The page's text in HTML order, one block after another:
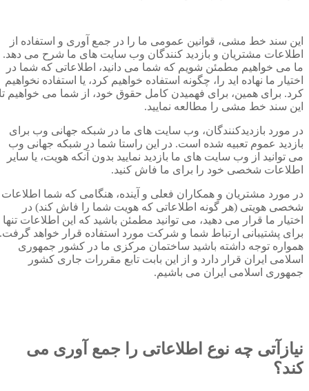
این سند خط مشی، قوانین عمومی ما را در جمع آوری و استفاده از
اطلاعات مشتریان و بازدید کنندگان وب سایت های ما شرح می دهد.
ما می خواهیم مطمئن شویم که شما می دانید، اطلاعاتی که شما در
اختیار ما نهاده اید را، چگونه استفاده خواهیم کرد، یا استفاده نخواهیم
کرد. برای همین، برای فهمیدن کامل حقوق خود، از شما می خواهیم تا
این سند خط مشی را مطالعه نمایید.
در مورد بازدیدکنندگان، وب سایت های ما در شبکه جهانی وب برای
بازدید عموم تعبیه شده است. در این راستا شما در شبکه جهانی وب
می توانید از وب سایت های ما بازدید نمایید بدون آنکه هویت، یا سایر
اطلاعات شخصی خود را برای ما فاش کنید.
در مورد مشتریان و همکاران فعلی و آینده، هنگامی که شما اطلاعات
شخصی هویتی (هر گونه اطلاعاتی که هویت شما را فاش کند) در
اختیار ما قرار می دهید، می توانید مطمئن باشید که این اطلاعات تنها
برای پشتیبانی ارتباط شما و شرکت مورد استفاده قرار خواهد گرفت.
همواره توجه داشته باشید ساختمان مرکزی ما در کشور جمهوری
اسلامی ایران قرار دارد و از این بابت تابع مقررات جاری کشور
جمهوری اسلامی ایران می باشیم.
نیازآتی چه نوع اطلاعاتی را جمع آوری می
کند؟